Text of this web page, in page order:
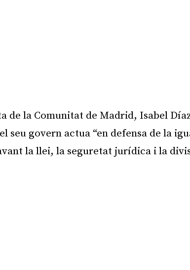
de la Comunitat de Madrid, Isabel
seu govern actua “en defensa de la
la llei, la seguretat jurídica i la